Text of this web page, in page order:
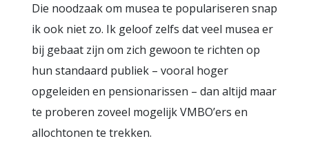
Die noodzaak om musea te populariseren snap
ik ook niet zo. Ik geloof zelfs dat veel musea er
bij gebaat zijn om zich gewoon te richten op
hun standaard publiek – vooral hoger
opgeleiden en pensionarissen – dan altijd maar
te proberen zoveel mogelijk VMBO’ers en
allochtonen te trekken.